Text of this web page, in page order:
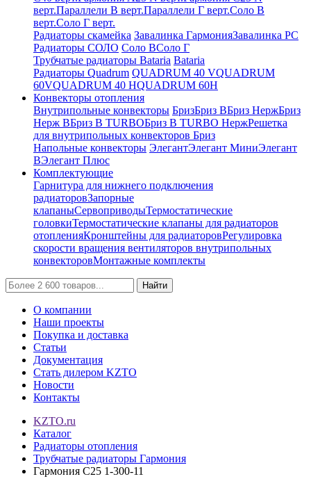
верт.Параллели В верт.Параллели Г верт.Соло В
верт.Соло Г верт.
Радиаторы скамейка Завалинка ГармонияЗавалинка РС
Радиаторы СОЛО Соло ВСоло Г
Трубчатые радиаторы Bataria Bataria
Радиаторы Quadrum QUADRUM 40 VQUADRUM
60VQUADRUM 40 HQUADRUM 60H
Конвекторы отопления
Внутрипольные конвекторы БризБриз ВБриз НержБриз
Нерж ВБриз В TURBOБриз В TURBO НержРешетка
для внутрипольных конвекторов Бриз
Напольные конвекторы ЭлегантЭлегант МиниЭлегант
ВЭлегант Плюс
Комплектующие
Гарнитура для нижнего подключения
радиаторовЗапорные
клапаныСервоприводыТермостатические
головкиТермостатические клапаны для радиаторов
отопленияКронштейны для радиаторовРегулировка
скорости вращения вентиляторов внутрипольных
конвекторовМонтажные комплекты
Найти
О компании
Наши проекты
Покупка и доставка
Статьи
Документация
Стать дилером KZTO
Новости
Контакты
KZTO.ru
Каталог
Радиаторы отопления
Трубчатые радиаторы Гармония
Гармония С25 1-300-11